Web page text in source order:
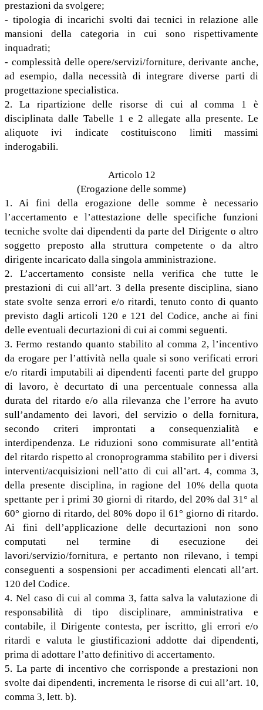
prestazioni da svolgere;
- tipologia di incarichi svolti dai tecnici in relazione alle
mansioni della categoria in cui sono rispettivamente
inquadrati;
- complessità delle opere/servizi/forniture, derivante anche,
ad esempio, dalla necessità di integrare diverse parti di
progettazione specialistica.
2. La ripartizione delle risorse di cui al comma 1 è
disciplinata dalle Tabelle 1 e 2 allegate alla presente. Le
aliquote ivi indicate costituiscono limiti massimi
inderogabili.
Articolo 12
(Erogazione delle somme)
1. Ai fini della erogazione delle somme è necessario
l’accertamento e l’attestazione delle specifiche funzioni
tecniche svolte dai dipendenti da parte del Dirigente o altro
soggetto preposto alla struttura competente o da altro
dirigente incaricato dalla singola amministrazione.
2. L’accertamento consiste nella verifica che tutte le
prestazioni di cui all’art. 3 della presente disciplina, siano
state svolte senza errori e/o ritardi, tenuto conto di quanto
previsto dagli articoli 120 e 121 del Codice, anche ai fini
delle eventuali decurtazioni di cui ai commi seguenti.
3. Fermo restando quanto stabilito al comma 2, l’incentivo
da erogare per l’attività nella quale si sono verificati errori
e/o ritardi imputabili ai dipendenti facenti parte del gruppo
di lavoro, è decurtato di una percentuale connessa alla
durata del ritardo e/o alla rilevanza che l’errore ha avuto
sull’andamento dei lavori, del servizio o della fornitura,
secondo criteri improntati a consequenzialità e
interdipendenza. Le riduzioni sono commisurate all’entità
del ritardo rispetto al cronoprogramma stabilito per i diversi
interventi/acquisizioni nell’atto di cui all’art. 4, comma 3,
della presente disciplina, in ragione del 10% della quota
spettante per i primi 30 giorni di ritardo, del 20% dal 31° al
60° giorno di ritardo, del 80% dopo il 61° giorno di ritardo.
Ai fini dell’applicazione delle decurtazioni non sono
computati nel termine di esecuzione dei
lavori/servizio/fornitura, e pertanto non rilevano, i tempi
conseguenti a sospensioni per accadimenti elencati all’art.
120 del Codice.
4. Nel caso di cui al comma 3, fatta salva la valutazione di
responsabilità di tipo disciplinare, amministrativa e
contabile, il Dirigente contesta, per iscritto, gli errori e/o
ritardi e valuta le giustificazioni addotte dai dipendenti,
prima di adottare l’atto definitivo di accertamento.
5. La parte di incentivo che corrisponde a prestazioni non
svolte dai dipendenti, incrementa le risorse di cui all’art. 10,
comma 3, lett. b).